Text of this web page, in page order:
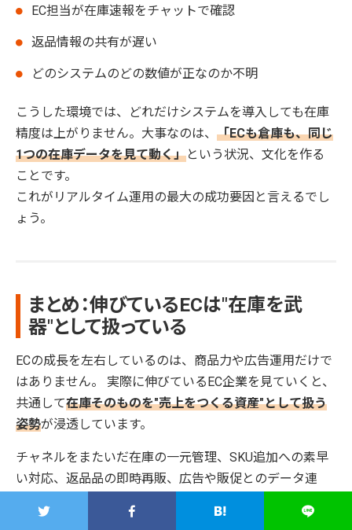
EC担当が在庫速報をチャットで確認
返品情報の共有が遅い
どのシステムのどの数値が正なのか不明
こうした環境では、どれだけシステムを導入しても在庫
精度は上がりません。大事なのは、 「ECも倉庫も、同じ
1つの在庫データを見て動く」という状況、文化を作る
ことです。
これがリアルタイム運用の最大の成功要因と言えるでし
ょう。
まとめ：伸びているECは"在庫を武
器"として扱っている
ECの成長を左右しているのは、商品力や広告運用だけで
はありません。 実際に伸びているEC企業を見ていくと、
共通して在庫そのものを"売上をつくる資産"として扱う
姿勢が浸透しています。
チャネルをまたいだ在庫の一元管理、SKU追加への素早
い対応、返品品の即時再販、広告や販促とのデータ連
ます。